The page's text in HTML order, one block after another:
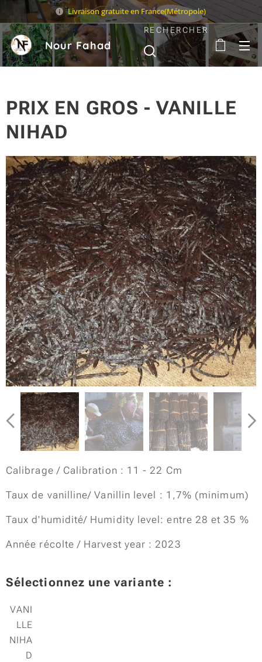
Livraison gratuite en France(Métropole)
Nour Fahad
Sarl
RECHERCHER
PRIX EN GROS - VANILLE
NIHAD
Calibrage / Calibration : 11 - 22 Cm
Taux de vanilline/ Vanillin level : 1,7% (minimum)
Taux d'humidité/ Humidity level: entre 28 et 35 %
Année récolte / Harvest year : 2023
Sélectionnez une variante :
VANI
LLE
NIHA
D